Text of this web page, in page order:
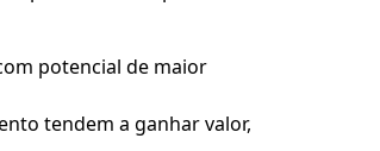
potencial de maior
tendem a ganhar valor,